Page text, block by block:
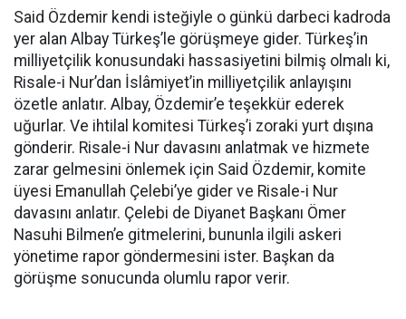
Said Özdemir kendi isteğiyle o günkü darbeci kadroda
yer alan Albay Türkeş’le görüşmeye gider. Türkeş’in
milliyetçilik konusundaki hassasiyetini bilmiş olmalı ki,
Risale-i Nur’dan İslâmiyet’in milliyetçilik anlayışını
özetle anlatır. Albay, Özdemir’e teşekkür ederek
uğurlar. Ve ihtilal komitesi Türkeş’i zoraki yurt dışına
gönderir. Risale-i Nur davasını anlatmak ve hizmete
zarar gelmesini önlemek için Said Özdemir, komite
üyesi Emanullah Çelebi’ye gider ve Risale-i Nur
davasını anlatır. Çelebi de Diyanet Başkanı Ömer
Nasuhi Bilmen’e gitmelerini, bununla ilgili askeri
yönetime rapor göndermesini ister. Başkan da
görüşme sonucunda olumlu rapor verir.